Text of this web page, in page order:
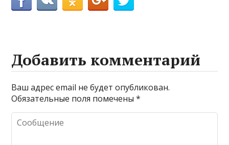
Добавить комментарий
Ваш адрес email не будет опубликован.
Обязательные поля помечены*